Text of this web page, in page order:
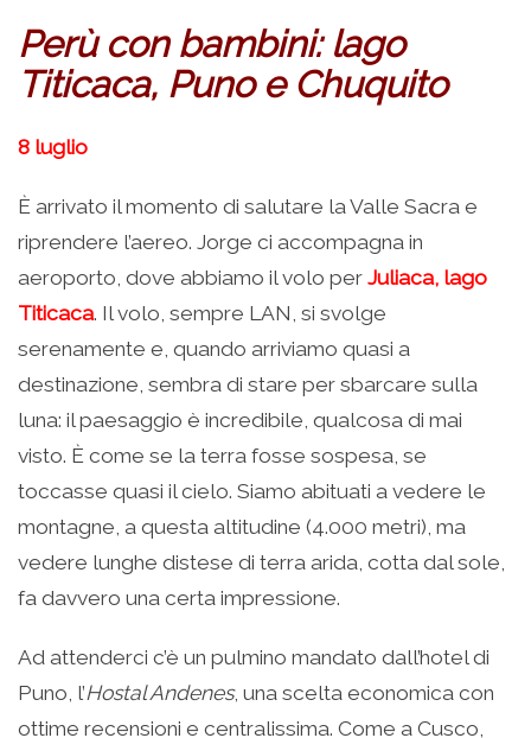
Perù con bambini: lago
Titicaca, Puno e Chuquito
8 luglio
È arrivato il momento di salutare la Valle Sacra e
riprendere l’aereo. Jorge ci accompagna in
aeroporto, dove abbiamo il volo per Juliaca, lago
Titicaca. Il volo, sempre LAN, si svolge
serenamente e, quando arriviamo quasi a
destinazione, sembra di stare per sbarcare sulla
luna: il paesaggio è incredibile, qualcosa di mai
visto. È come se la terra fosse sospesa, se
toccasse quasi il cielo. Siamo abituati a vedere le
montagne, a questa altitudine (4.000 metri), ma
vedere lunghe distese di terra arida, cotta dal sole,
fa davvero una certa impressione.
Ad attenderci c’è un pulmino mandato dall’hotel di
Puno, l’Hostal Andenes, una scelta economica con
ottime recensioni e centralissima. Come a Cusco,